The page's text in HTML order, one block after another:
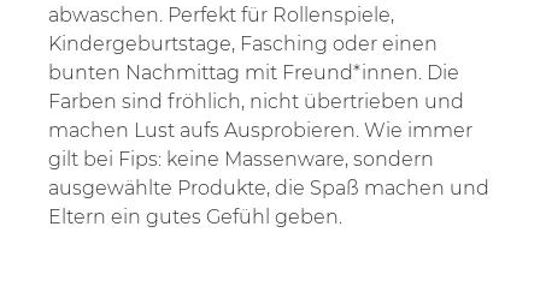
abwaschen. Perfekt für Rollenspiele,
Kindergeburtstage, Fasching oder einen
bunten Nachmittag mit Freund*innen. Die
Farben sind fröhlich, nicht übertrieben und
machen Lust aufs Ausprobieren. Wie immer
gilt bei Fips: keine Massenware, sondern
ausgewählte Produkte, die Spaß machen und
Eltern ein gutes Gefühl geben.